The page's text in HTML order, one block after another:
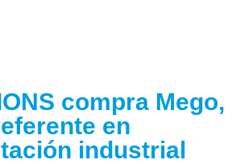
compra Mego,
en
industrial